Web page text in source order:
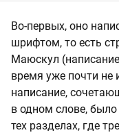
Во-первых, оно
шрифтом, то есть
Маюскул
время уже почти не
написание,
в одном слове,
тех разделах, где